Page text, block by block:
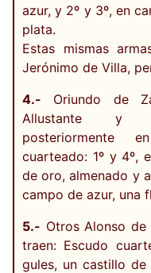
azur, y 2º y 3º, en
plata.
Estas mismas
Jerónimo de Villa,
4.- Oriundo de
Allustante y
posteriormente
cuarteado: 1º y 4º,
de oro, almenado y
campo de azur, una
5.- Otros Alonso
traen: Escudo
gules, un castillo